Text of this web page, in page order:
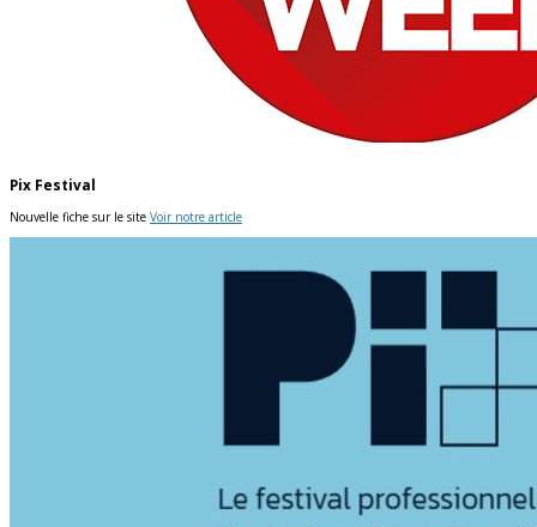
Pix Festival
Nouvelle fiche sur le site Voir notre article